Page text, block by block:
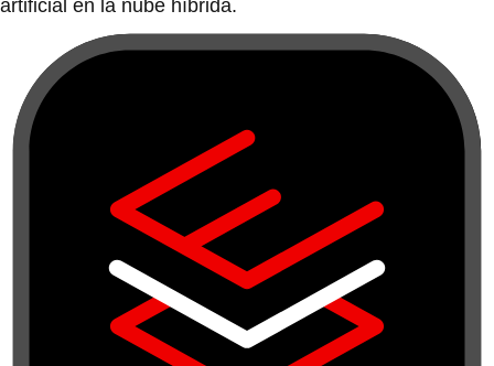
artificial en la nube híbrida.